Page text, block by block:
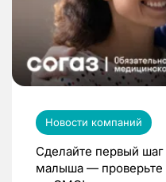
Новости компаний
Сделайте первый
малыша — проверьте